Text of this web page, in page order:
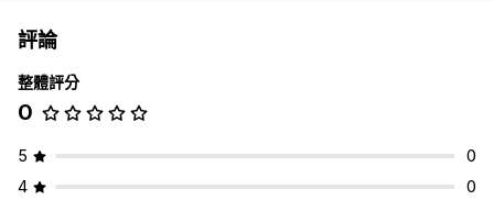
評論
整體評分
0
5
0
4
0